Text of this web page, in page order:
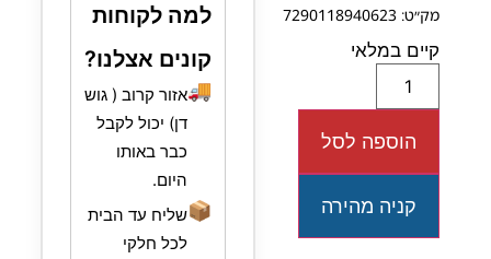
מק״ט: 7290118940623
קיים במלאי
הוספה לסל
קניה מהירה
למה לקוחות
קונים אצלנו?
🚚אזור קרוב ( גוש
דן) יכול לקבל
כבר באותו
היום.
📦שליח עד הבית
לכל חלקי